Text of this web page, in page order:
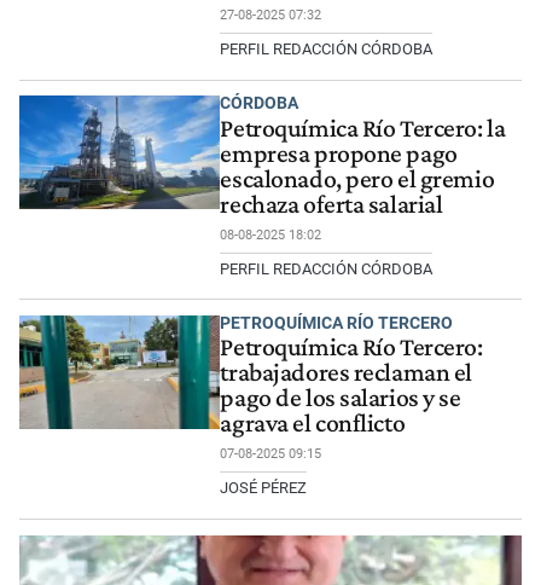
27-08-2025 07:32
PERFIL REDACCIÓN CÓRDOBA
CÓRDOBA
Petroquímica Río Tercero: la
empresa propone pago
escalonado, pero el gremio
rechaza oferta salarial
08-08-2025 18:02
PERFIL REDACCIÓN CÓRDOBA
PETROQUÍMICA RÍO TERCERO
Petroquímica Río Tercero:
trabajadores reclaman el
pago de los salarios y se
agrava el conflicto
07-08-2025 09:15
JOSÉ PÉREZ